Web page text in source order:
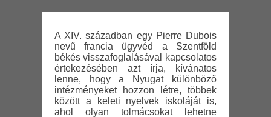
A XIV. században egy Pierre Dubois
nevű francia ügyvéd a Szentföld
békés visszafoglalásával kapcsolatos
értekezésében azt írja, kívánatos
lenne, hogy a Nyugat különböző
intézményeket hozzon létre, többek
között a keleti nyelvek iskoláját is,
ahol olyan tolmácsokat lehetne